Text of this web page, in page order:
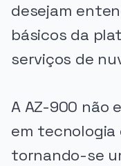
desejam
básicos da
serviços de
A AZ-900 não
em tecnologia
tornando-se